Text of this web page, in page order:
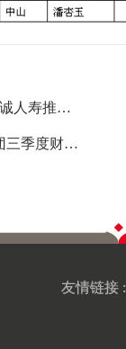
上一篇：3月16日起信诚人寿推出第二代养老年金“安享未来”
下一篇：英国保诚集团三季度财报发布
友情链接 :